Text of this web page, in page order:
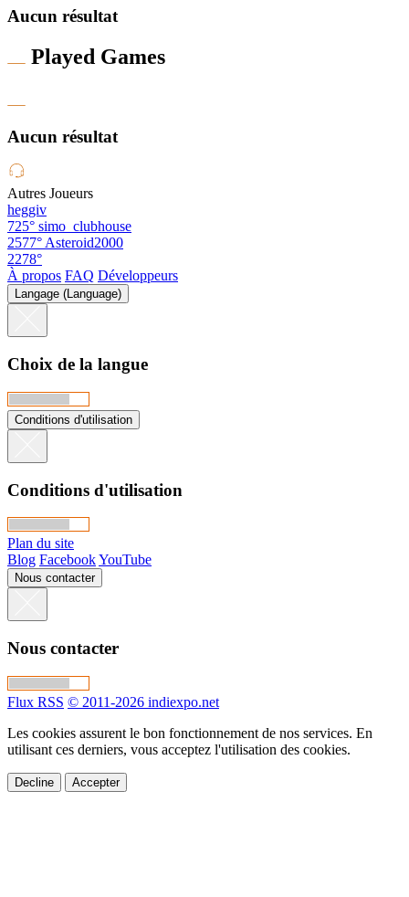
Aucun résultat
Played Games
Aucun résultat
Autres Joueurs
heggiv
725° simo_clubhouse
2577°Asteroid2000
2278°
À propos FAQ Développeurs
Langage (Language)
Choix de la langue
Conditions d'utilisation
Conditions d'utilisation
Plan du site
Blog FacebookYouTube
Nous contacter
Nous contacter
Flux RSS © 2011-2026 indiexpo.net
Les cookies assurent le bon fonctionnement de nos services. En
utilisant ces derniers, vous acceptez l'utilisation des cookies.
Decline Accepter